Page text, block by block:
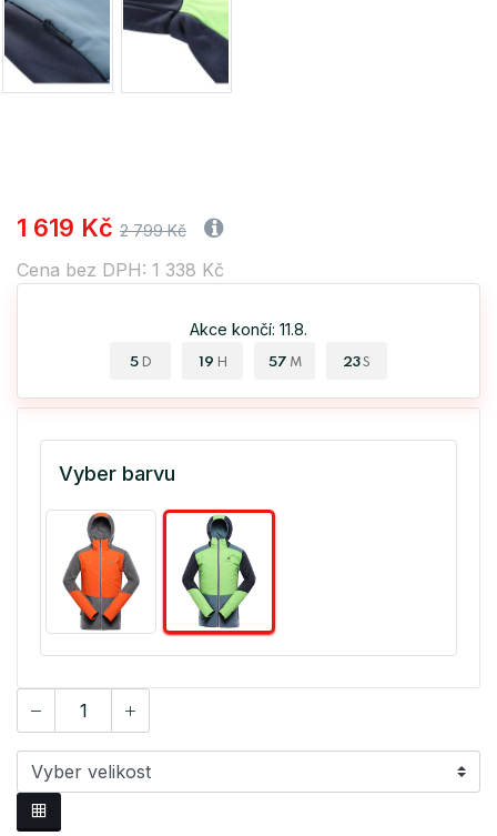
1 619 Kč 2 799 Kč
Cena bez DPH: 1 338 Kč
Akce končí: 11.8.
5 D 19 H 57 M 22 S
Vyber barvu